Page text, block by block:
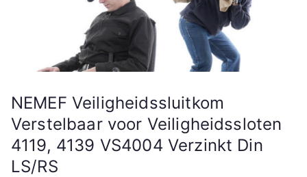
NEMEF Veiligheidssluitkom
Verstelbaar voor Veiligheidssloten
4119, 4139 VS4004 Verzinkt Din
LS/RS